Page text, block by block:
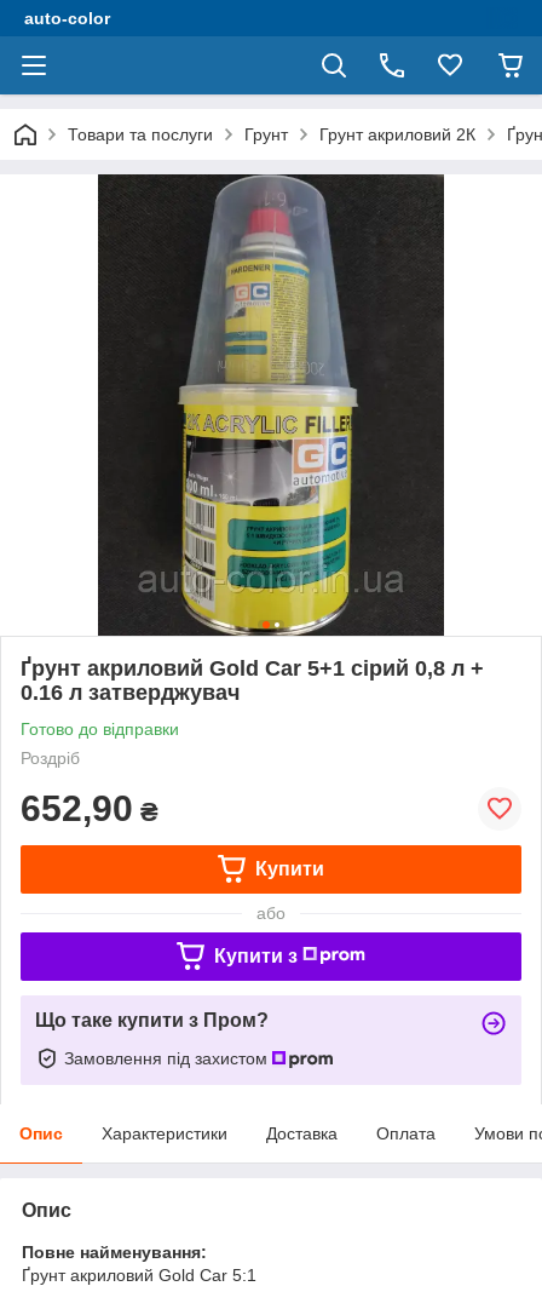
auto-color
Товари та послуги Грунт Грунт акриловий 2К
Ґрунт акриловий Gold Car 5+1 сірий 0,8 л +
0.16 л затверджувач
Готово до відправки
Роздріб
652,90 ₴
Купити
або
Купити з
Що таке купити з Пром?
Замовлення під захистом
Опис Характеристики Доставка Оплата Умови
Опис
Повне найменування:
Ґрунт акриловий Gold Car 5:1